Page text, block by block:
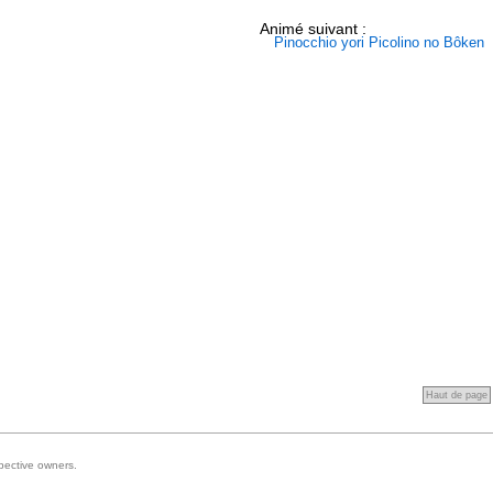
Animé suivant :
Pinocchio yori Picolino no Bôken
Haut de page
owners.